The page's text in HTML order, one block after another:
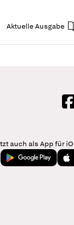
Aktuelle Ausgabe
login
auch als App für
Jetzt bei Google